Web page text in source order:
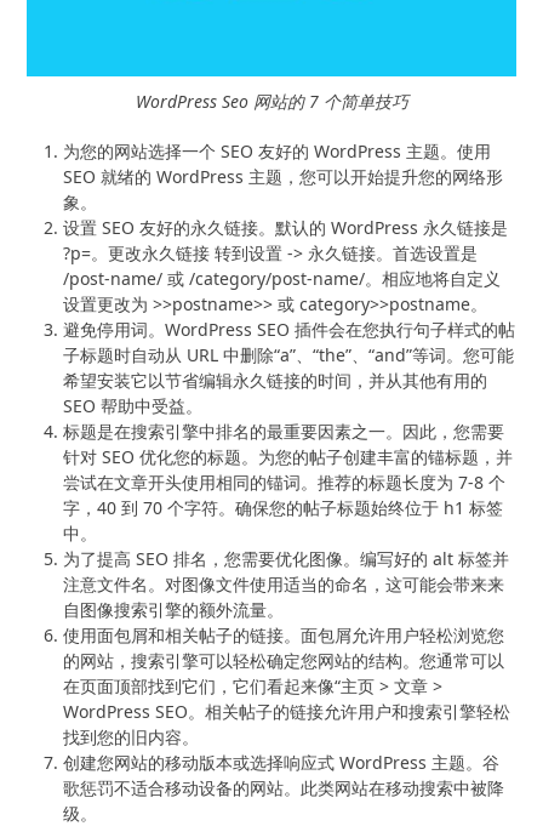
WordPress Seo 网站的 7 个简单技巧
为您的网站选择一个 SEO 友好的 WordPress 主题。使用
SEO 就绪的 WordPress 主题，您可以开始提升您的网络形
象。
设置 SEO 友好的永久链接。默认的 WordPress 永久链接是
?p=。更改永久链接 转到设置 -> 永久链接。首选设置是
/post-name/ 或 /category/post-name/。相应地将自定义
设置更改为 >>postname>> 或 category>>postname。
避免停用词。WordPress SEO 插件会在您执行句子样式的帖
子标题时自动从 URL 中删除“a”、“the”、“and”等词。您可能
希望安装它以节省编辑永久链接的时间，并从其他有用的
SEO 帮助中受益。
标题是在搜索引擎中排名的最重要因素之一。因此，您需要
针对 SEO 优化您的标题。为您的帖子创建丰富的锚标题，并
尝试在文章开头使用相同的锚词。推荐的标题长度为 7-8 个
字，40 到 70 个字符。确保您的帖子标题始终位于 h1 标签
中。
为了提高 SEO 排名，您需要优化图像。编写好的 alt 标签并
注意文件名。对图像文件使用适当的命名，这可能会带来来
自图像搜索引擎的额外流量。
使用面包屑和相关帖子的链接。面包屑允许用户轻松浏览您
的网站，搜索引擎可以轻松确定您网站的结构。您通常可以
在页面顶部找到它们，它们看起来像“主页 > 文章 >
WordPress SEO。相关帖子的链接允许用户和搜索引擎轻松
找到您的旧内容。
创建您网站的移动版本或选择响应式 WordPress 主题。谷
歌惩罚不适合移动设备的网站。此类网站在移动搜索中被降
级。